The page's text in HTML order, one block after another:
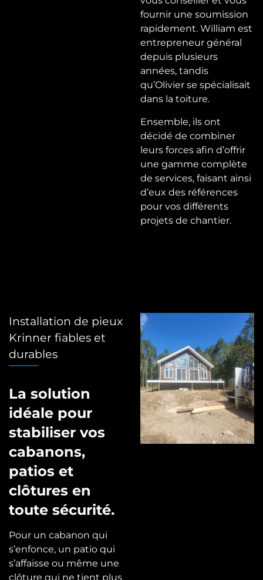
fournir une soumission
rapidement. William est
entrepreneur général
depuis plusieurs
années, tandis
qu’Olivier se spécialisait
dans la toiture.
Ensemble, ils ont
décidé de combiner
leurs forces afin d’offrir
une gamme complète
de services, faisant ainsi
d’eux des références
pour vos différents
projets de chantier.
Installation de pieux
Krinner fiables et
durables
La solution
idéale pour
stabiliser vos
cabanons,
patios et
clôtures en
toute sécurité.
Pour un cabanon qui
s’enfonce, un patio qui
s’affaisse ou même une
clôture qui ne tient plus